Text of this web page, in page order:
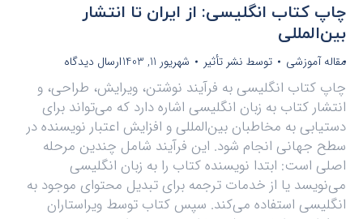
چاپ کتاب انگلیسی: از ایران تا انتشار
بین‌المللی
مقاله آموزشی توسط نشر تأثیر شهریور 11, 1403 ارسال دیدگاه
چاپ کتاب انگلیسی به فرآیند نوشتن، ویرایش، طراحی، و
انتشار کتاب به زبان انگلیسی اشاره دارد که می‌تواند برای
دستیابی به مخاطبان بین‌المللی و افزایش اعتبار نویسنده در
سطح جهانی انجام شود. این فرآیند شامل چندین مرحله
اصلی است: ابتدا نویسنده کتاب را به زبان انگلیسی
می‌نویسد یا از خدمات ترجمه برای تبدیل محتوای موجود به
انگلیسی استفاده می‌کند. سپس کتاب توسط ویراستاران